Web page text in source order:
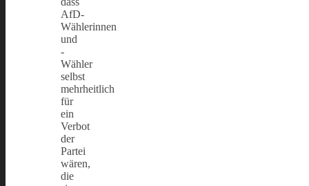
AfD-
Wählerinnen
und
-
Wähler
selbst
mehrheitlich
für
ein
Verbot
der
Partei
wären,
die